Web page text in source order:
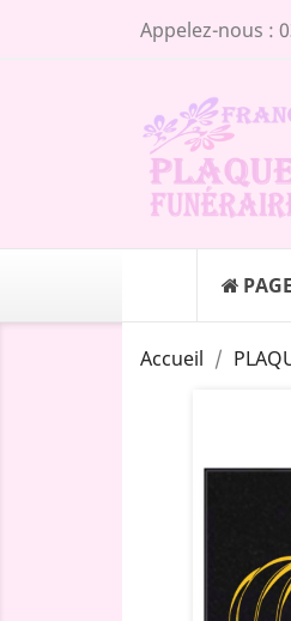
Appelez-nous :
Accueil